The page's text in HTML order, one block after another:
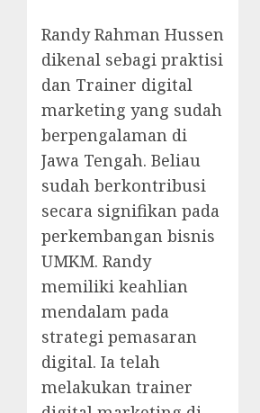
Randy Rahman Hussen
dikenal sebagi praktisi
dan Trainer digital
marketing yang sudah
berpengalaman di
Jawa Tengah. Beliau
sudah berkontribusi
secara signifikan pada
perkembangan bisnis
UMKM. Randy
memiliki keahlian
mendalam pada
strategi pemasaran
digital. Ia telah
melakukan trainer